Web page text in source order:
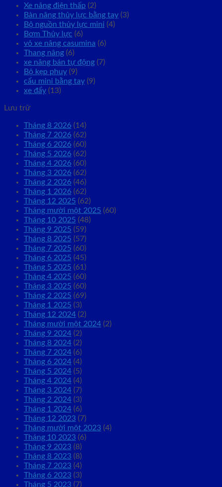
Xe nâng điện thấp (2)
Bàn nâng thủy lực bằng tay (3)
Bộ nguồn thủy lực mini (4)
Bơm Thủy lực (6)
vỏ xe nâng casumina (6)
Thang nâng (6)
xe nâng bán tự động (7)
Bộ kẹp phuy (9)
cẩu mini bằng tay (9)
xe đẩy (13)
Lưu trữ
Tháng 8 2026 (14)
Tháng 7 2026 (62)
Tháng 6 2026 (60)
Tháng 5 2026 (62)
Tháng 4 2026 (60)
Tháng 3 2026 (62)
Tháng 2 2026 (46)
Tháng 1 2026 (62)
Tháng 12 2025 (62)
Tháng mười một 2025 (60)
Tháng 10 2025 (48)
Tháng 9 2025 (59)
Tháng 8 2025 (57)
Tháng 7 2025 (60)
Tháng 6 2025 (45)
Tháng 5 2025 (61)
Tháng 4 2025 (60)
Tháng 3 2025 (60)
Tháng 2 2025 (69)
Tháng 1 2025 (3)
Tháng 12 2024 (2)
Tháng mười một 2024 (2)
Tháng 9 2024 (2)
Tháng 8 2024 (2)
Tháng 7 2024 (6)
Tháng 6 2024 (4)
Tháng 5 2024 (5)
Tháng 4 2024 (4)
Tháng 3 2024 (7)
Tháng 2 2024 (3)
Tháng 1 2024 (6)
Tháng 12 2023 (7)
Tháng mười một 2023 (4)
Tháng 10 2023 (6)
Tháng 9 2023 (8)
Tháng 8 2023 (8)
Tháng 7 2023 (4)
Tháng 6 2023 (3)
Tháng 5 2023 (7)